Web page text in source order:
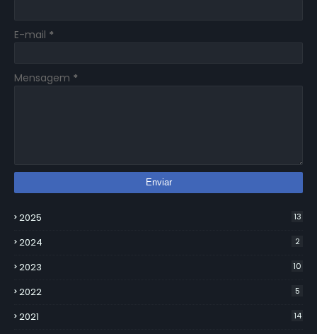
E-mail *
Mensagem *
2025 13
2024 2
2023 10
2022 5
2021 14